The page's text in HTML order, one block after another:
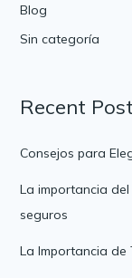
Blog
Sin categoría
Recent
Consejos para
La importancia
seguros
La Importancia de